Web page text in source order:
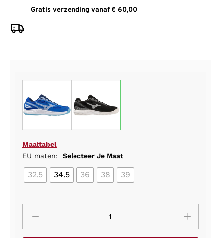
Gratis verzending vanaf € 60,00
Maattabel
EU maten:
Selecteer Je Maat
32.5 34.5 36 38 39